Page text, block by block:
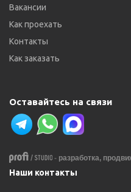
Вакансии
Как проехать
Контакты
Как заказать
Оставайтесь на связи
- разработка,
Наши контакты